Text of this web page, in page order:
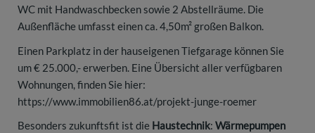
WC mit Handwaschbecken sowie 2 Abstellräume. Die
Außenfläche umfasst einen ca. 4,50m² großen Balkon.
Einen Parkplatz in der hauseigenen Tiefgarage können Sie
um € 25.000,- erwerben. Eine Übersicht aller verfügbaren
Wohnungen, finden Sie hier:
https://www.immobilien86.at/projekt-junge-roemer
Besonders zukunftsfit ist die Haustechnik: Wärmepumpen